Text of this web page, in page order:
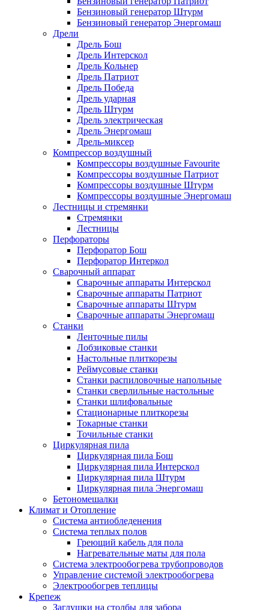
Бензиновый генератор Штурм
Бензиновый генератор Энергомаш
Дрели
Дрель Бош
Дрель Интерскол
Дрель Кольнер
Дрель Патриот
Дрель Победа
Дрель ударная
Дрель Штурм
Дрель электрическая
Дрель Энергомаш
Дрель-миксер
Компрессор воздушный
Компрессоры воздушные Favourite
Компрессоры воздушные Патриот
Компрессоры воздушные Штурм
Компрессоры воздушные Энергомаш
Лестницы и стремянки
Стремянки
Лестницы
Перфораторы
Перфоратор Бош
Перфоратор Интеркол
Сварочный аппарат
Сварочные аппараты Интерскол
Сварочные аппараты Патриот
Сварочные аппараты Штурм
Сварочные аппараты Энергомаш
Станки
Ленточные пилы
Лобзиковые станки
Настольные плиткорезы
Реймусовые станки
Станки распиловочные напольные
Станки сверлильные настольные
Станки шлифовальные
Стационарные плиткорезы
Токарные станки
Точильные станки
Циркулярная пила
Циркулярная пила Бош
Циркулярная пила Интерскол
Циркулярная пила Штурм
Циркулярная пила Энергомаш
Бетономешалки
Климат и Отопление
Система антиобледенения
Система теплых полов
Греющий кабель для пола
Нагревательные маты для пола
Система электрообогрева трубопроводов
Управление системой электрообогрева
Электрообогрев теплицы
Крепеж
Заглушки на столбы для забора